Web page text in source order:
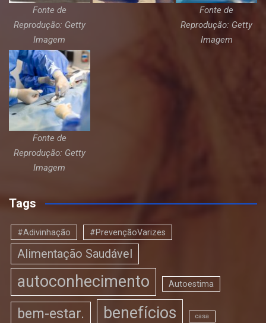
Fonte de
Reprodução: Getty
Imagem
Fonte de
Reprodução: Getty
Imagem
Fonte de
Reprodução: Getty
Imagem
Tags
#Adivinhação #PrevençãoVarizes
Alimentação Saudável
autoconhecimento Autoestima
bem-estar. benefícios casa